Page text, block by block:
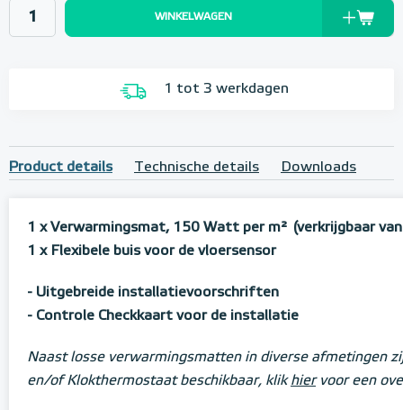
WINKELWAGEN
1 tot 3 werkdagen
Product details Technische details Downloads
1 x Verwarmingsmat, 150 Watt per m² (verkrijgbaar
1 x Flexibele buis voor de vloersensor
- Uitgebreide installatievoorschriften
- Controle Checkkaart voor de installatie
Naast losse verwarmingsmatten in diverse afmetingen
en/of Klokthermostaat beschikbaar, klikhiervoor een